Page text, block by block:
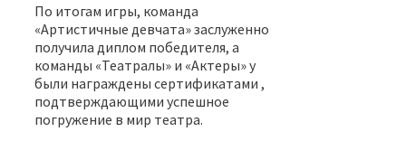
По итогам игры, команда
«Артистичные девчата» заслуженно
получила диплом победителя, а
команды «Театралы» и «Актеры» у
были награждены сертификатами ,
подтверждающими успешное
погружение в мир театра.